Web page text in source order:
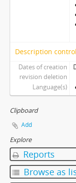
Description
Dates of creation
revision deletion
Language(s)
Clipboard
Add
Explore
Reports
Browse as